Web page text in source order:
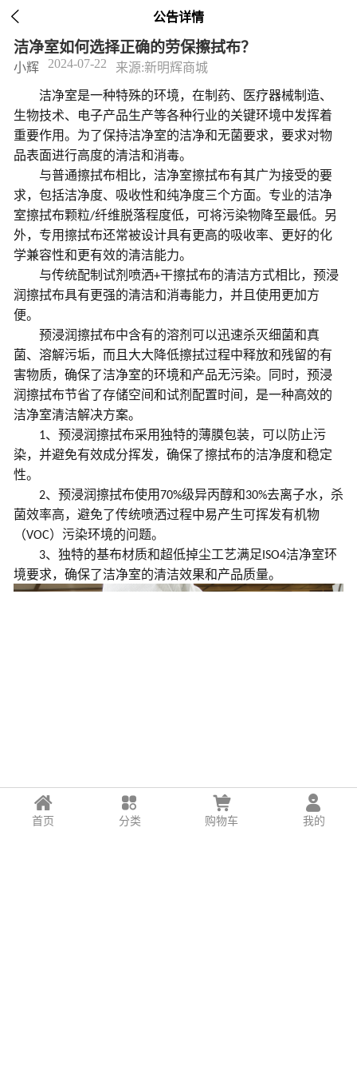
 公告详情
洁净室如何选择正确的劳保擦拭布？
小辉 2024-07-22 来源:新明辉商城
洁净室是一种特殊的环境，在制药、医疗器械制造、
生物技术、电子产品生产等各种行业的关键环境中发挥着
重要作用。为了保持洁净室的洁净和无菌要求，要求对物
品表面进行高度的清洁和消毒。
与普通擦拭布相比，洁净室擦拭布有其广为接受的要
求，包括洁净度、吸收性和纯净度三个方面。专业的洁净
室擦拭布颗粒/纤维脱落程度低，可将污染物降至最低。另
外，专用擦拭布还常被设计具有更高的吸收率、更好的化
学兼容性和更有效的清洁能力。
与传统配制试剂喷洒+干擦拭布的清洁方式相比，预浸
润擦拭布具有更强的清洁和消毒能力，并且使用更加方
便。
预浸润擦拭布中含有的溶剂可以迅速杀灭细菌和真
菌、溶解污垢，而且大大降低擦拭过程中释放和残留的有
害物质，确保了洁净室的环境和产品无污染。同时，预浸
润擦拭布节省了存储空间和试剂配置时间，是一种高效的
洁净室清洁解决方案。
1、 预浸润擦拭布采用独特的薄膜包装，可以防止污
染，并避免有效成分挥发，确保了擦拭布的洁净度和稳定
性。
2、 预浸润擦拭布使用 70%级异丙醇和30%去离子水，杀
菌效率高，避免了传统喷洒过程中易产生可挥发有机物
（VOC）污染环境的问题。
3、 独特的基布材质和超低掉尘工艺满足 ISO4洁净室环
境要求，确保了洁净室的清洁效果和产品质量。
首页 分类 购物车 我的